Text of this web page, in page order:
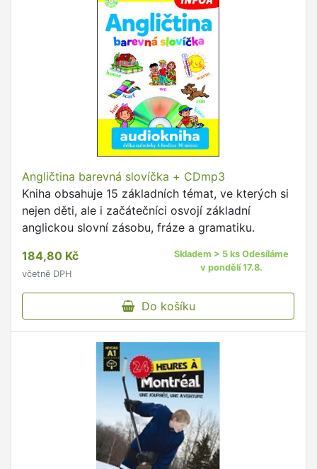
Angličtina barevná slovíčka + CDmp3
Kniha obsahuje 15 základních témat, ve kterých si
nejen děti, ale i začátečníci osvojí základní
anglickou slovní zásobu, fráze a gramatiku.
184,80 Kč
včetně DPH
Skladem > 5 ks Odesíláme
v pondělí 17.8.
Do košíku